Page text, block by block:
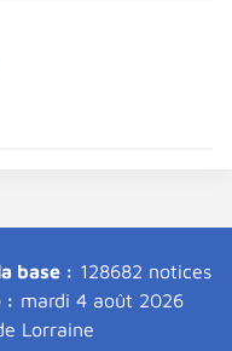
base : 128682 notices
: mardi 4 août 2026
Lorraine